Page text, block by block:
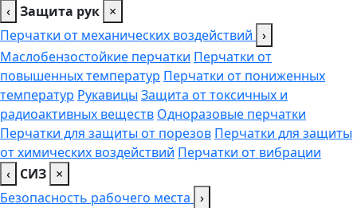
‹ Защита рук ×
Перчатки от механических воздействий ›
Маслобензостойкие перчатки Перчатки от
повышенных температур Перчатки от пониженных
температур Рукавицы Защита от токсичных и
радиоактивных веществ Одноразовые перчатки
Перчатки для защиты от порезов Перчатки для защиты
от химических воздействий Перчатки от вибрации
‹ СИЗ ×
Безопасность рабочего места ›